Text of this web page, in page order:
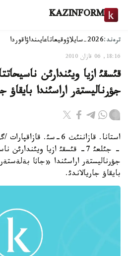
KAZINFORM
ترەند:2026-سايلاۋ وقيعاتاعايىنداۋاقوردا
18:16, 06 قازان 2010
قئسقئ ازيا ويئندارئن
جؤرناليستةر اراسئندا بايقاؤ
- جئلعئ 7- قئسقئ ازيا ويئندارئن
جؤرناليستةر اراسئندا «جاثا
بايقاؤ جاريالاندئ.